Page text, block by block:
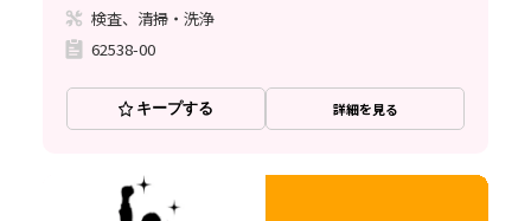
検査、清掃・洗浄
62538-00
キープする 詳細を見る